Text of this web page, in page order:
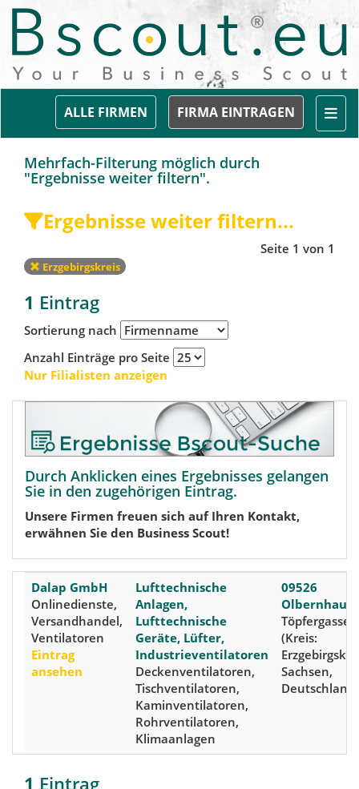
FIRMA EINTRAGEN
ALLE FIRMEN
Mehrfach-Filterung möglich durch
"Ergebnisse weiter filtern".
Ergebnisse weiter filtern...
Seite 1 von 1
Erzgebirgskreis
1 Eintrag
Sortierung nach
Anzahl Einträge pro Seite
Nur Filialisten anzeigen
Durch Anklicken eines Ergebnisses gelangen
Sie in den zugehörigen Eintrag.
Unsere Firmen freuen sich auf Ihren Kontakt,
erwähnen Sie den Business Scout!
Dalap GmbH
Onlinedienste,
Versandhandel,
Ventilatoren
Eintrag
ansehen
Lufttechnische
Anlagen,
Lufttechnische
Geräte, Lüfter,
Industrieventilatoren
Deckenventilatoren,
Tischventilatoren,
Kaminventilatoren,
Rohrventilatoren,
Klimaanlagen
09526
Olbernhau
Töpfergasse
(Kreis:
Sachsen,
Deutschland
1 Eintrag